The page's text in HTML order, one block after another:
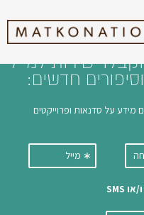
ישירות למייל
חדשים: